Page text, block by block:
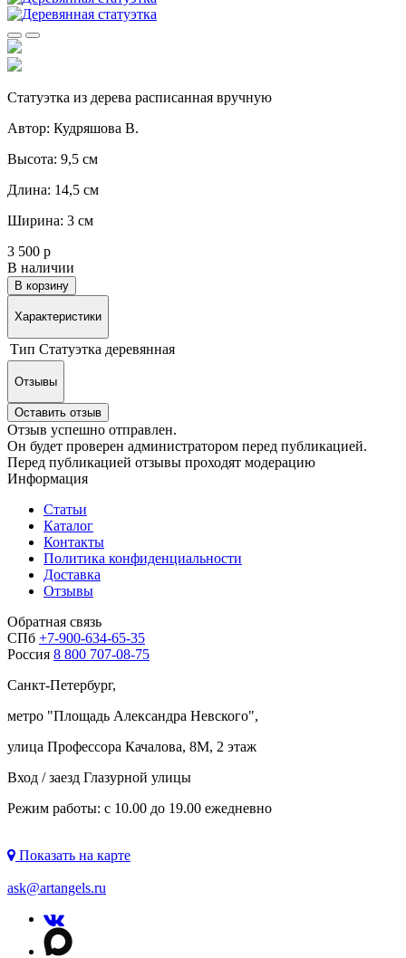
Статуэтка из дерева расписанная вручную
Автор: Кудряшова В.
Высота: 9,5 см
Длина: 14,5 см
Ширина: 3 см
3 500 р
В наличии
В корзину
Характеристики
Тип Статуэтка деревянная
Отзывы
Оставить отзыв
Отзыв успешно отправлен.
Он будет проверен администратором перед публикацией.
Перед публикацией отзывы проходят модерацию
Информация
Статьи
Каталог
Контакты
Политика конфиденциальности
Доставка
Отзывы
Обратная связь
СПб +7-900-634-65-35
Россия 8 800 707-08-75
Санкт-Петербург,
метро "Площадь Александра Невского",
улица Профессора Качалова, 8М, 2 этаж
Вход / заезд Глазурной улицы
Режим работы: с 10.00 до 19.00 ежедневно
Показать на карте
ask@artangels.ru